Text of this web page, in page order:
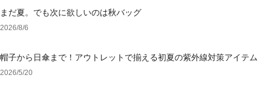
まだ夏。でも次に欲しいのは秋バッグ
2026/8/6
帽子から日傘まで！アウトレットで揃える初夏の紫外線対策アイテム
2026/5/20